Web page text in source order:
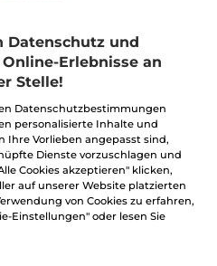
unsere Felder
biologisch
Datenschutz und
Erlebnisse an
Stelle!
Datenschutzbestimmungen
personalisierte Inhalte und
Ihre Vorlieben angepasst sind,
Dienste vorzuschlagen und
Cookies akzeptieren" klicken,
auf unserer Website platzierten
von Cookies zu erfahren,
Einstellungen" oder lesen Sie